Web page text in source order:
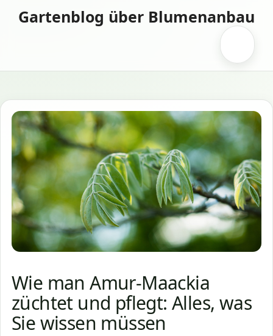
InhaltGartenblog über Blumenanbau
Wie man Amur-Maackia
züchtet und pflegt: Alles, was
Sie wissen müssen